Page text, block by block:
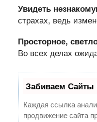
Увидеть
страхах, ведь
Просторное,
Во всех делах
Забиваем
Каждая ссылка
продвижение сайта